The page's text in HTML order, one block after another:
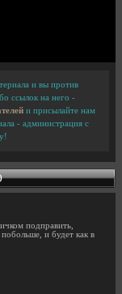
и вы против
ссылок на него -
и присылайте нам
- администрация с
подправить,
и будет как в